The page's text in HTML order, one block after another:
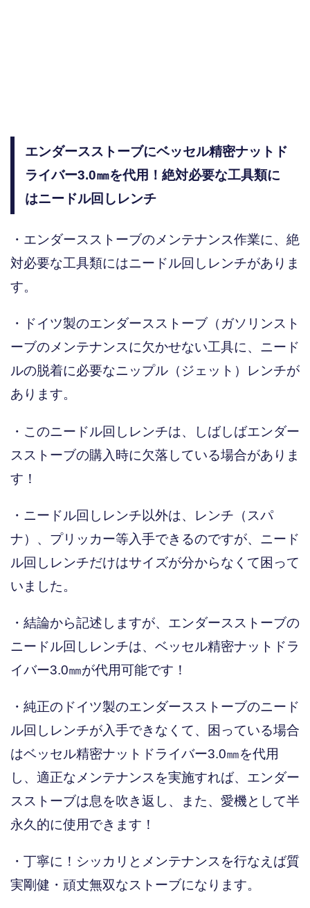
エンダースストーブにベッセル精密ナットド
ライバー3.0㎜を代用！絶対必要な工具類に
はニードル回しレンチ
・エンダースストーブのメンテナンス作業に、絶
対必要な工具類にはニードル回しレンチがありま
す。
・ドイツ製のエンダースストーブ（ガソリンスト
ーブのメンテナンスに欠かせない工具に、ニード
ルの脱着に必要なニップル（ジェット）レンチが
あります。
・このニードル回しレンチは、しばしばエンダー
スストーブの購入時に欠落している場合がありま
す！
・ニードル回しレンチ以外は、レンチ（スパ
ナ）、プリッカー等入手できるのですが、ニード
ル回しレンチだけはサイズが分からなくて困って
いました。
・結論から記述しますが、エンダースストーブの
ニードル回しレンチは、ベッセル精密ナットドラ
イバー3.0㎜が代用可能です！
・純正のドイツ製のエンダースストーブのニード
ル回しレンチが入手できなくて、困っている場合
はベッセル精密ナットドライバー3.0㎜を代用
し、適正なメンテナンスを実施すれば、エンダー
スストーブは息を吹き返し、また、愛機として半
永久的に使用できます！
・丁寧に！シッカリとメンテナンスを行なえば質
実剛健・頑丈無双なストーブになります。